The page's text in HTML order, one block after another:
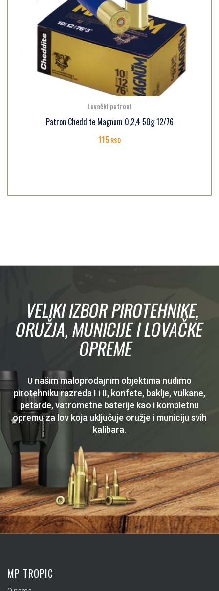
Lovački patroni
Patron Cheddite Magnum 0,2,4 50g 12/76
115RSD
VELIKI IZBOR PIROTEHNIKE,
ORUŽJA, MUNICIJE I LOVAČKE
OPREME
U našim maloprodajnim objektima nudimo
pirotehniku razreda I i II, konfete, baklje, vulkane,
petarde, vatrometne baterije kao i kompletnu
opremu za lov koja uključuje oružje i municiju svih
kalibara.
MP TROPIC